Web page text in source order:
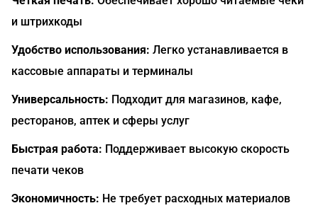
и штрихкоды
Удобство использования: Легко устанавливается в
кассовые аппараты и терминалы
Универсальность: Подходит для магазинов, кафе,
ресторанов, аптек и сферы услуг
Быстрая работа: Поддерживает высокую скорость
печати чеков
Экономичность: Не требует расходных материалов